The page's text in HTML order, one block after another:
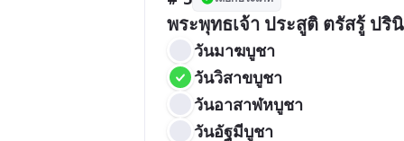
พระพุทธเจ้า ประสูติ ตรัสรู้ ปริ
วันมาฆบูชา
วันวิสาขบูชา
วันอาสาฬหบูชา
วันอัฐมีบูชา